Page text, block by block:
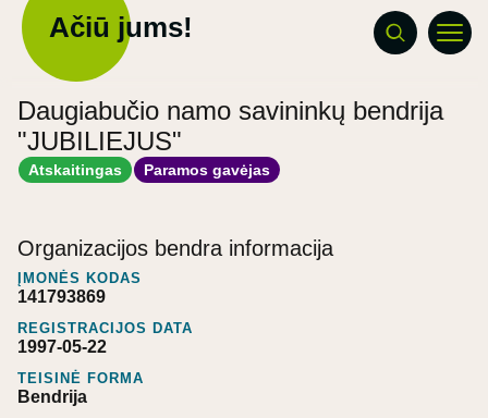
Ačiū jums!
Daugiabučio namo savininkų bendrija
"JUBILIEJUS"
Atskaitingas Paramos gavėjas
Organizacijos bendra informacija
ĮMONĖS KODAS
141793869
REGISTRACIJOS DATA
1997-05-22
TEISINĖ FORMA
Bendrija